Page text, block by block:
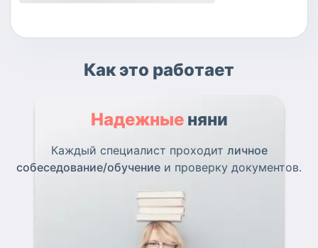
Как это работает
Надежные няни
Каждый специалист проходит личное
собеседование/обучение и проверку документов.